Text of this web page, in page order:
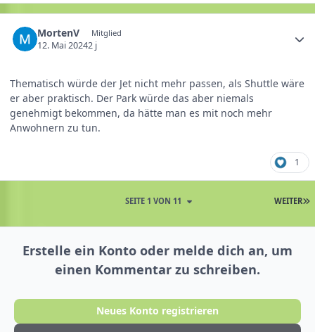
MortenV Mitglied
12. Mai 20242 j
Thematisch würde der Jet nicht mehr passen, als Shuttle wäre
er aber praktisch. Der Park würde das aber niemals
genehmigt bekommen, da hätte man es mit noch mehr
Anwohnern zu tun.
1
WEITER
SEITE 1 VON 11
Erstelle ein Konto oder melde dich an, um
einen Kommentar zu schreiben.
Neues Konto registrieren